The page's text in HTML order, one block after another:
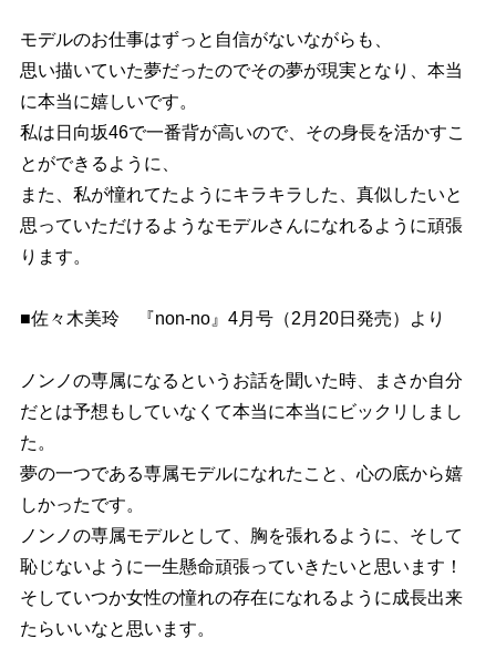
モデルのお仕事はずっと自信がないながらも、
思い描いていた夢だったのでその夢が現実となり、本当
に本当に嬉しいです。
私は日向坂46で一番背が高いので、その身長を活かすこ
とができるように、
また、私が憧れてたようにキラキラした、真似したいと
思っていただけるようなモデルさんになれるように頑張
ります。
■佐々木美玲 『non-no』4月号（2月20日発売）より
ノンノの専属になるというお話を聞いた時、まさか自分
だとは予想もしていなくて本当に本当にビックリしまし
た。
夢の一つである専属モデルになれたこと、心の底から嬉
しかったです。
ノンノの専属モデルとして、胸を張れるように、そして
恥じないように一生懸命頑張っていきたいと思います！
そしていつか女性の憧れの存在になれるように成長出来
たらいいなと思います。